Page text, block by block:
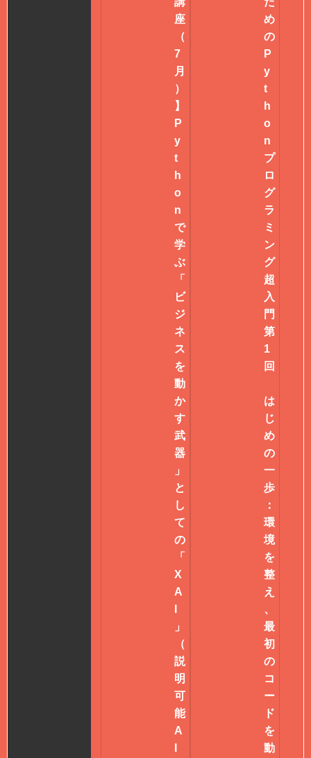
座
（
7
月
）
】
P
y
t
h
o
n
で
学
ぶ
「
ビ
ジ
ネ
ス
を
動
か
す
武
器
」
と
し
て
の
「
X
A
」
（
説
明
可
能
A
め
の
P
y
t
h
o
n
プ
ロ
グ
ラ
ミ
ン
グ
超
入
門
第
1
回
は
じ
め
の
一
歩
：
環
境
を
整
え
、
最
初
の
コ
ー
ド
を
動